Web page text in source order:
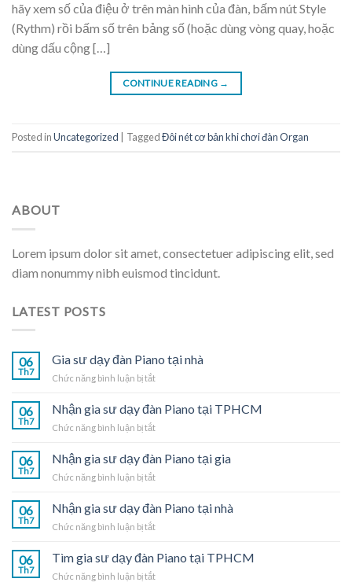
hãy xem số của điệu ở trên màn hình của đàn, bấm nút Style
(Rythm) rồi bấm số trên bảng số (hoặc dùng vòng quay, hoặc
dùng dấu cộng […]
CONTINUE READING →
Posted inUncategorized TaggedĐôi nét cơ bản khi chơi đàn Organ
ABOUT
Lorem ipsum dolor sit amet, consectetuer adipiscing elit, sed
diam nonummy nibh euismod tincidunt.
LATEST POSTS
06
Th7
Gia sư dạy đàn Piano tại nhà
Chức năng bình luận bị tắtở
đàn
tại
06
Th7
Nhận gia sư dạy đàn Piano tại TPHCM
Chức năng bình luận bị tắtở
gia
dạy
Piano
06
Th7
Nhận gia sư dạy đàn Piano tại gia
Chức năng bình luận bị tắtở
gia
dạy
Piano
06
Th7
Nhận gia sư dạy đàn Piano tại nhà
Chức năng bình luận bị tắtở
gia
dạy
06
Th7
Tìm gia sư dạy đàn Piano tại TPHCM
Chức năng bình luận bị tắtở